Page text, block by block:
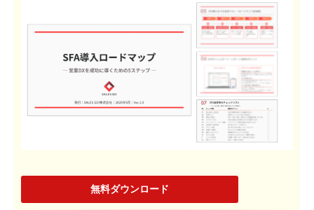
無料ダウンロード